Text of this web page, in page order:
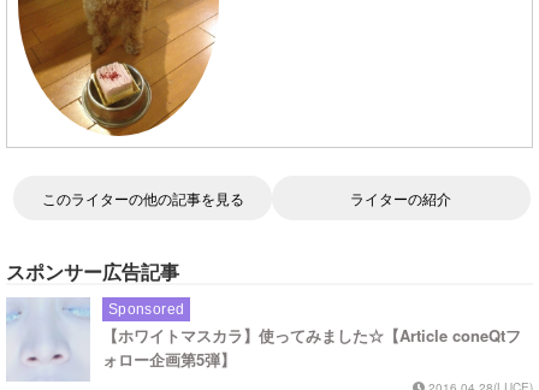
このライターの他の記事を見る ライターの紹介
スポンサー広告記事
Sponsored
【ホワイトマスカラ】使ってみました☆【Article coneQtフ
ォロー企画第5弾】